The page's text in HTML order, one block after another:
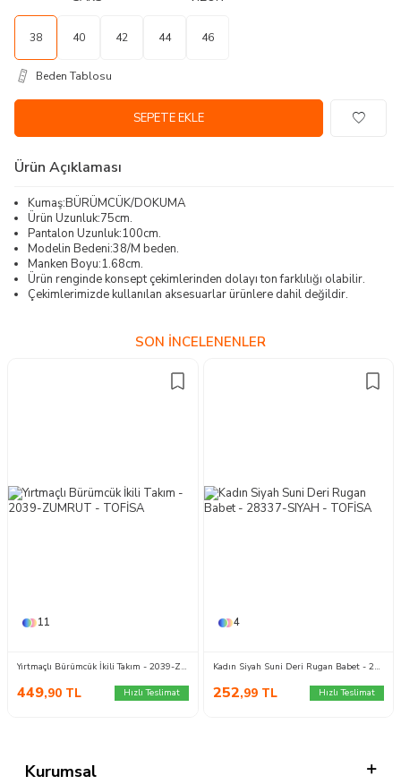
38 40 42 44 46
Beden Tablosu
SEPETE EKLE
Ürün Açıklaması
Kumaş:BÜRÜMCÜK/DOKUMA
Ürün Uzunluk:75cm.
Pantalon Uzunluk:100cm.
Modelin Bedeni:38/M beden.
Manken Boyu:1.68cm.
Ürün renginde konsept çekimlerinden dolayı ton farklılığı olabilir.
Çekimlerimizde kullanılan aksesuarlar ürünlere dahil değildir.
SON İNCELENENLER
11
Yırtmaçlı Bürümcük İkili Takım - 2039-ZUMRUT
449,90 TL Hızlı Teslimat
4
Kadın Siyah Suni Deri Rugan Babet - 28337-SIYAH
252,99 TL Hızlı Teslimat
Kurumsal